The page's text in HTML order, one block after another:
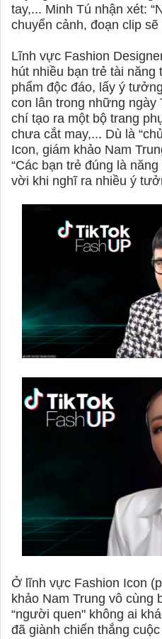
tay,... Minh Tú nhận xét:
chuyển cảnh, đoạn clip
Lĩnh vực Fashion
hút nhiều bạn trẻ tài
phẩm độc đáo, lấy ý
con lân trong những ngày
chí tạo ra một bộ trang
chưa cắt may,... Dù là
Icon, giám khảo Nam
“Các bạn trẻ đúng là
vời khi nghĩ ra nhiều ý
Ở lĩnh vực Fashion Icon
khảo Nam Trung vô cùng
“người quen" không ai
đã giành chiến thắng